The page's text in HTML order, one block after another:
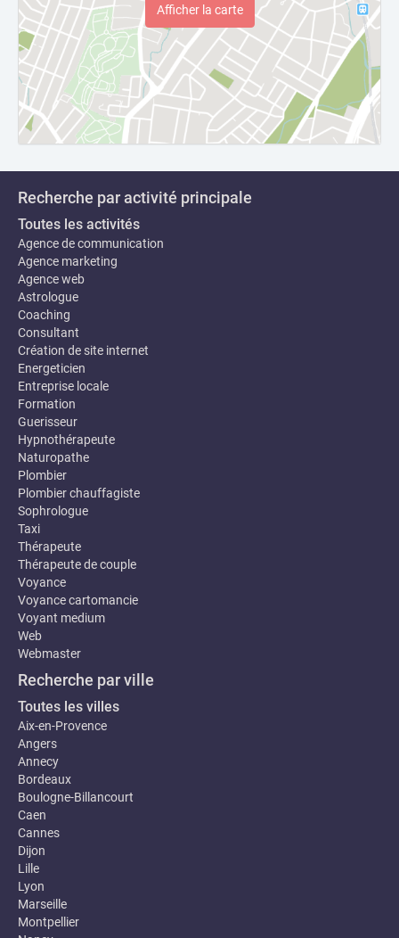
Afficher la carte
Recherche par activité principale
Toutes les activités
Agence de communication
Agence marketing
Agence web
Astrologue
Coaching
Consultant
Création de site internet
Energeticien
Entreprise locale
Formation
Guerisseur
Hypnothérapeute
Naturopathe
Plombier
Plombier chauffagiste
Sophrologue
Taxi
Thérapeute
Thérapeute de couple
Voyance
Voyance cartomancie
Voyant medium
Web
Webmaster
Recherche par ville
Toutes les villes
Aix-en-Provence
Angers
Annecy
Bordeaux
Boulogne-Billancourt
Caen
Cannes
Dijon
Lille
Lyon
Marseille
Montpellier